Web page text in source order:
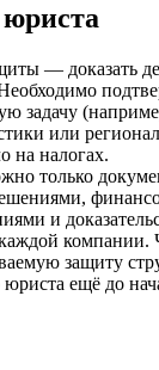
— доказать
задачу
или
на налогах.
только
и
каждой
защиту
ещё до